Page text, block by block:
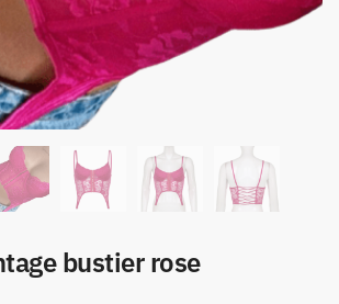
bustier rose